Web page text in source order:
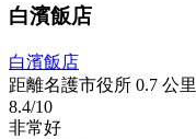
白濱飯店
白濱飯店
距離名護市役所 0.7 公里
8.4/10
非常好